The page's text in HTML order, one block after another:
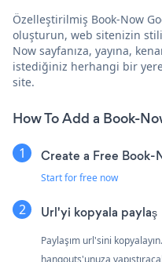
Özelleştirilmiş Book-Now
oluşturun, web sitenizin
Now sayfanıza, yayına,
istediğiniz herhangi bir
site.
How To Add a Book-
Create a Free Book-
Start for free now
Url'yi kopyala paylaş
Paylaşım url'sini
hangouts'unuza